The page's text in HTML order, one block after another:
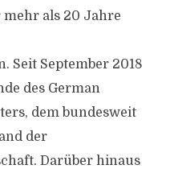
mehr als 20 Jahre
Seit September 2018
des German
dem bundesweit
der
Darüber hinaus